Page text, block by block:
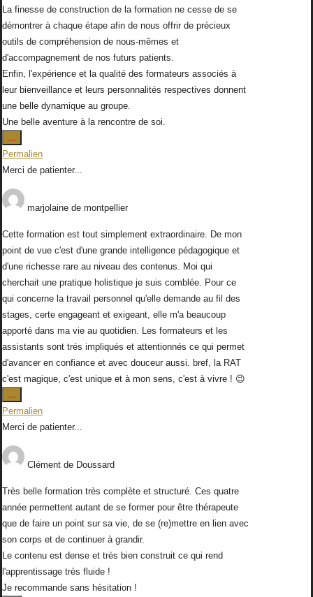
La finesse de construction de la formation ne cesse de se
démontrer à chaque étape afin de nous offrir de précieux
outils de compréhension de nous-mêmes et
d'accompagnement de nos futurs patients.
Enfin, l'expérience et la qualité des formateurs associés à
leur bienveillance et leurs personnalités respectives donnent
une belle dynamique au groupe.
Une belle aventure à la rencontre de soi.
...
cette
boîte
méta.
Permalien
Merci de patienter...
marjolaine de montpellier
Cette formation est tout simplement extraordinaire. De mon
point de vue c'est d'une grande intelligence pédagogique et
d'une richesse rare au niveau des contenus. Moi qui
cherchait une pratique holistique je suis comblée. Pour ce
qui concerne la travail personnel qu'elle demande au fil des
stages, certe engageant et exigeant, elle m'a beaucoup
apporté dans ma vie au quotidien. Les formateurs et les
assistants sont trés impliqués et attentionnés ce qui permet
d'avancer en confiance et avec douceur aussi. bref, la RAT
c'est magique, c'est unique et à mon sens, c'est à vivre ! 😉
...
cette
boîte
méta.
Permalien
Merci de patienter...
Clément de Doussard
Très belle formation très complète et structuré. Ces quatre
année permettent autant de se former pour être thérapeute
que de faire un point sur sa vie, de se (re)mettre en lien avec
son corps et de continuer à grandir.
Le contenu est dense et très bien construit ce qui rend
l'apprentissage très fluide !
Je recommande sans hésitation !